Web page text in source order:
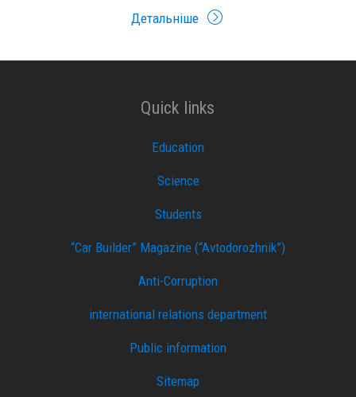
Детальніше
Quick links
Education
Science
Students
“Car Builder” Magazine (“Avtodorozhnik”)
Anti-Corruption
international relations department
Public information
Sitemap